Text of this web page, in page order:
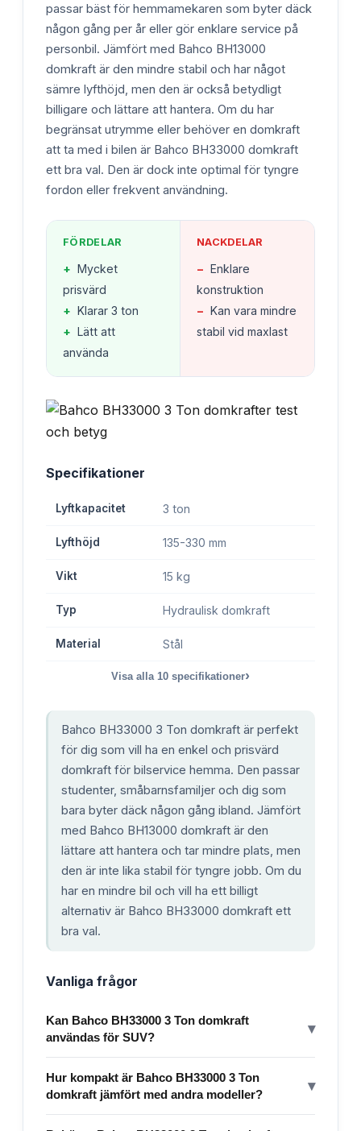
passar bäst för hemmamekaren som byter däck
någon gång per år eller gör enklare service på
personbil. Jämfört med Bahco BH13000
domkraft är den mindre stabil och har något
sämre lyfthöjd, men den är också betydligt
billigare och lättare att hantera. Om du har
begränsat utrymme eller behöver en domkraft
att ta med i bilen är Bahco BH33000 domkraft
ett bra val. Den är dock inte optimal för tyngre
fordon eller frekvent användning.
FÖRDELAR
+ Mycket
prisvärd
+ Klarar 3 ton
+ Lätt att
använda
NACKDELAR
− Enklare
konstruktion
− Kan vara mindre
stabil vid maxlast
Specifikationer
Lyftkapacitet 3 ton
Lyfthöjd 135-330 mm
Vikt 15 kg
Typ Hydraulisk domkraft
Material Stål
Visa alla 10 specifikationer›
Bahco BH33000 3 Ton domkraft är perfekt
för dig som vill ha en enkel och prisvärd
domkraft för bilservice hemma. Den passar
studenter, småbarnsfamiljer och dig som
bara byter däck någon gång ibland. Jämfört
med Bahco BH13000 domkraft är den
lättare att hantera och tar mindre plats, men
den är inte lika stabil för tyngre jobb. Om du
har en mindre bil och vill ha ett billigt
alternativ är Bahco BH33000 domkraft ett
bra val.
Vanliga frågor
Kan Bahco BH33000 3 Ton domkraft
användas för SUV?
▾
Hur kompakt är Bahco BH33000 3 Ton
domkraft jämfört med andra modeller?
▾